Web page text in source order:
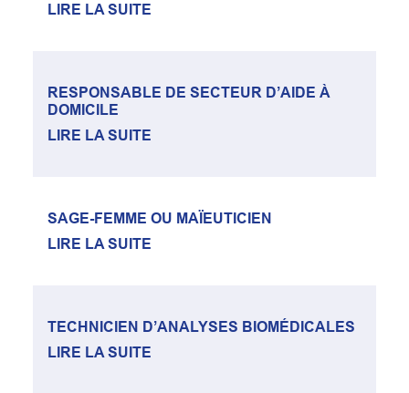
LIRE LA SUITE
RESPONSABLE DE SECTEUR D’AIDE À
DOMICILE
LIRE LA SUITE
SAGE-FEMME OU MAÏEUTICIEN
LIRE LA SUITE
TECHNICIEN D’ANALYSES BIOMÉDICALES
LIRE LA SUITE